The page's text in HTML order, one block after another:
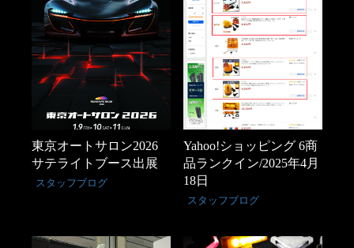
東京オートサロン2026
サテライトブース出展
スタッフブログ
Yahoo!ショッピング 6商
品ランクイン/2025年4月
18日
スタッフブログ